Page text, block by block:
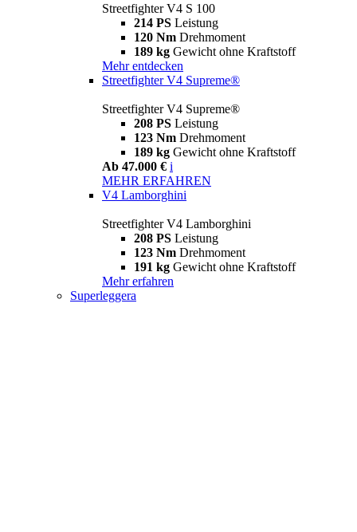
Streetfighter V4 S 100
214 PS Leistung
120 Nm Drehmoment
189 kg Gewicht ohne Kraftstoff
Mehr entdecken
Streetfighter V4 Supreme®
Streetfighter V4 Supreme®
208 PS Leistung
123 Nm Drehmoment
189 kg Gewicht ohne Kraftstoff
Ab 47.000 € i
MEHR ERFAHREN
V4 Lamborghini
Streetfighter V4 Lamborghini
208 PS Leistung
123 Nm Drehmoment
191 kg Gewicht ohne Kraftstoff
Mehr erfahren
Superleggera